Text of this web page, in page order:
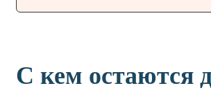
С кем остаются